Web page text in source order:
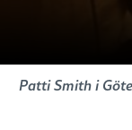
Patti Smith i